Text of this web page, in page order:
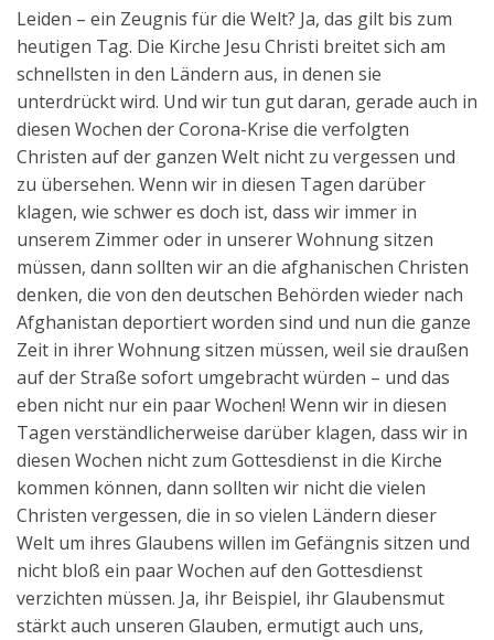
Leiden – ein Zeugnis für die Welt? Ja, das gilt bis zum
heutigen Tag. Die Kirche Jesu Christi breitet sich am
schnellsten in den Ländern aus, in denen sie
unterdrückt wird. Und wir tun gut daran, gerade auch in
diesen Wochen der Corona-Krise die verfolgten
Christen auf der ganzen Welt nicht zu vergessen und
zu übersehen. Wenn wir in diesen Tagen darüber
klagen, wie schwer es doch ist, dass wir immer in
unserem Zimmer oder in unserer Wohnung sitzen
müssen, dann sollten wir an die afghanischen Christen
denken, die von den deutschen Behörden wieder nach
Afghanistan deportiert worden sind und nun die ganze
Zeit in ihrer Wohnung sitzen müssen, weil sie draußen
auf der Straße sofort umgebracht würden – und das
eben nicht nur ein paar Wochen! Wenn wir in diesen
Tagen verständlicherweise darüber klagen, dass wir in
diesen Wochen nicht zum Gottesdienst in die Kirche
kommen können, dann sollten wir nicht die vielen
Christen vergessen, die in so vielen Ländern dieser
Welt um ihres Glaubens willen im Gefängnis sitzen und
nicht bloß ein paar Wochen auf den Gottesdienst
verzichten müssen. Ja, ihr Beispiel, ihr Glaubensmut
stärkt auch unseren Glauben, ermutigt auch uns,